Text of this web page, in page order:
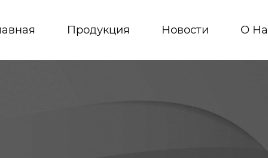
Продукция Новости О